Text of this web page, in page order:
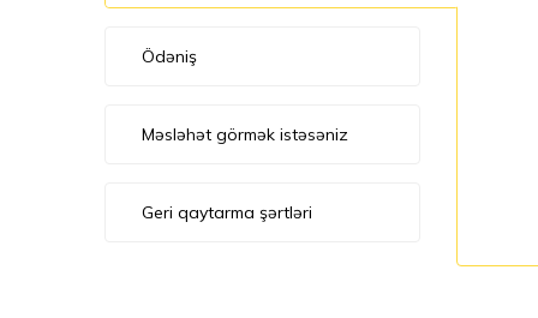
Ödəniş
Məsləhət görmək istəsəniz
Geri qaytarma şərtləri